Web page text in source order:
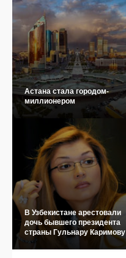
Астана стала городом-
миллионером
В Узбекистане арестовали
дочь бывшего президента
страны Гульнару Каримову